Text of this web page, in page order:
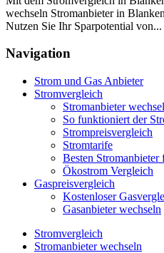
wechseln Stromanbieter in
Nutzen Sie Ihr Sparpotential von...
Navigation
Strom und Gas Anbieter
Stromvergleich
Stromanbieter
So funktioniert der
Strompreisvergleich
Stromtarife
Besten Stromanbieter
Ökostrom Vergleich
Gaspreisvergleich
Kostenloser
Gasanbieter wechseln
Stromvergleich
Stromanbieter wechseln